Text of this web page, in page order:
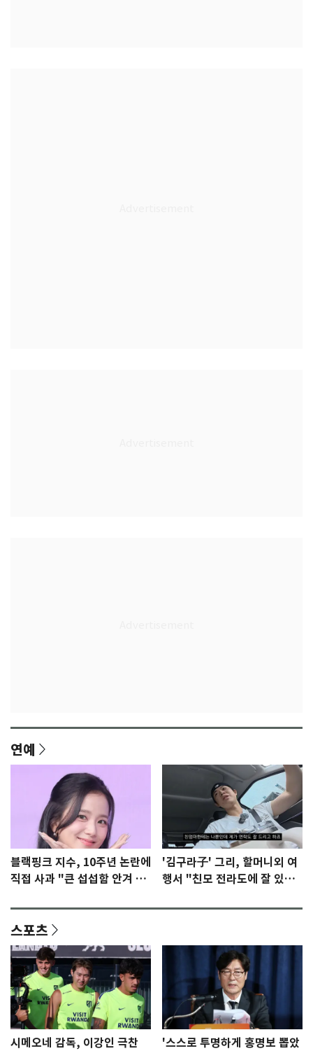
연예
블랙핑크 지수, 10주년 논란에
직접 사과 "큰 섭섭함 안겨 미
'김구라子' 그리, 할머니외 여
행서 "친모 전라도에 잘 있
스포츠
시메오네 감독, 이강인 극찬
'스스로 투명하게 홍명보 뽑았